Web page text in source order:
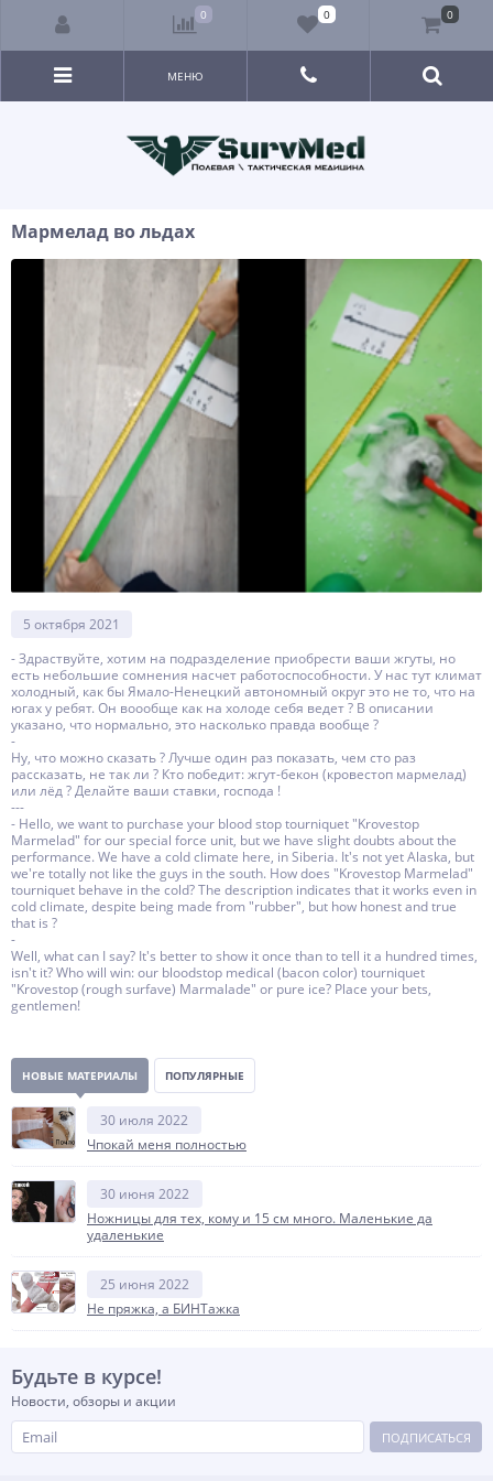
МЕНЮ
Мармелад во льдах
5 октября 2021
- Здраствуйте, хотим на подразделение приобрести ваши жгуты, но
есть небольшие сомнения насчет работоспособности. У нас тут климат
холодный, как бы Ямало-Ненецкий автономный округ это не то, что на
югах у ребят. Он воообще как на холоде себя ведет ? В описании
указано, что нормально, это насколько правда вообще ?
-
Ну, что можно сказать ? Лучше один раз показать, чем сто раз
рассказать, не так ли ? Кто победит: жгут-бекон (кровестоп мармелад)
или лёд ? Делайте ваши ставки, господа !
---
- Hello, we want to purchase your blood stop tourniquet "Krovestop
Marmelad" for our special force unit, but we have slight doubts about the
performance. We have a cold climate here, in Siberia. It's not yet Alaska, but
we're totally not like the guys in the south. How does "Krovestop Marmelad"
tourniquet behave in the cold? The description indicates that it works even in
cold climate, despite being made from "rubber", but how honest and true
that is ?
-
Well, what can I say? It's better to show it once than to tell it a hundred times,
isn't it? Who will win: our bloodstop medical (bacon color) tourniquet
"Krovestop (rough surfave) Marmalade" or pure ice? Place your bets,
gentlemen!
НОВЫЕ МАТЕРИАЛЫ ПОПУЛЯРНЫЕ
30 июля 2022
Чпокай меня полностью
30 июня 2022
Ножницы для тех, кому и 15 см много. Маленькие да
удаленькие
25 июня 2022
Не пряжка, а БИНТажка
Будьте в курсе!
Новости, обзоры и акции
ПОДПИСАТЬСЯ
0 0 0